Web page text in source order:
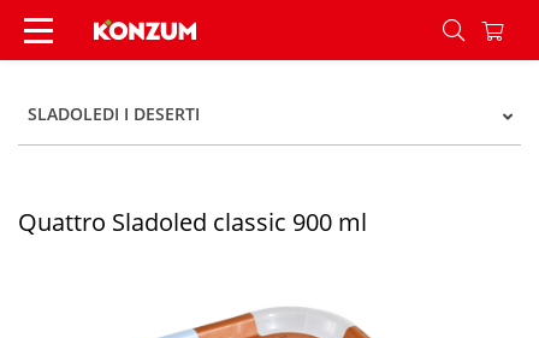
Quattro Sladoled classic 900 ml - Konzum
SLADOLEDI I DESERTI
Quattro Sladoled classic 900 ml